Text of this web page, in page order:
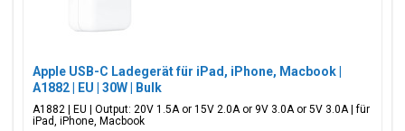
Apple USB-C Ladegerät für iPad, iPhone, Macbook |
A1882 | EU | 30W | Bulk
A1882 | EU | Output: 20V 1.5A or 15V 2.0A or 9V 3.0A or 5V 3.0A | für
iPad, iPhone, Macbook